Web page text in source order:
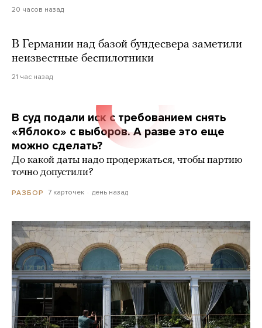
20 часов назад
В Германии над базой бундесвера заметили
неизвестные беспилотники
21 час назад
В суд подали иск с требованием снять
«Яблоко» с выборов. А разве это еще
можно сделать?
До какой даты надо продержаться, чтобы партию
точно допустили?
РАЗБОР 7 карточек день назад